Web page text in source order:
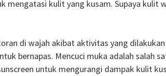
mengatasi kulit yang kusam. Supaya kulit
di wajah akibat aktivitas yang
bernapas. Mencuci muka adalah salah
untuk mengurangi dampak kulit